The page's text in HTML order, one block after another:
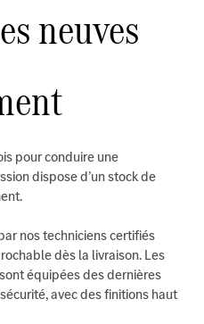
neuves
pour conduire une
dispose d’un stock de
nos techniciens certifiés
dès la livraison. Les
équipées des dernières
avec des finitions haut